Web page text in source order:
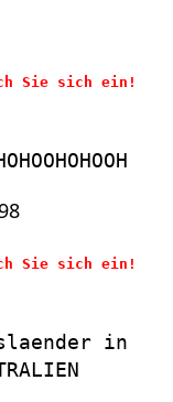
Sie sich ein!
Sie sich ein!
in